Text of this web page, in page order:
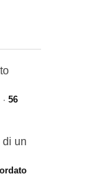
· 56
di un